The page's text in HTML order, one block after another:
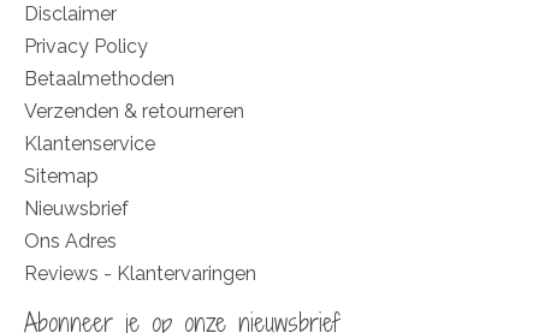
Disclaimer
Privacy Policy
Betaalmethoden
Verzenden & retourneren
Klantenservice
Sitemap
Nieuwsbrief
Ons Adres
Reviews - Klantervaringen
Abonneer je op onze nieuwsbrief